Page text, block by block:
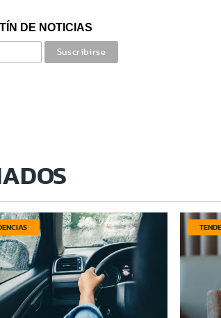
DE NOTICIAS